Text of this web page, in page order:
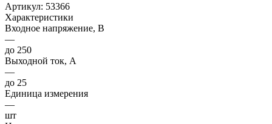
Артикул: 53366
Характеристики
Входное напряжение, В
—
до 250
Выходной ток, А
—
до 25
Единица измерения
—
шт